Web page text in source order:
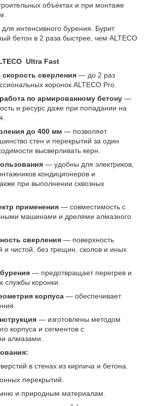
объектах и при монтаже
интенсивного бурения. Бурит
бетон в 2 раза быстрее, чем ALTECO
Ultra Fast
скорость сверления — до 2 раз
коронок ALTECO Pro.
по армированному бетону —
и ресурс даже при попадании на
до 400 мм — позволяет
стен и перекрытий за один
высверливать керн.
— удобны для электриков,
кондиционеров и
при выполнении сквозных
применения — совместимость с
машинами и дрелями алмазного
сверления — поверхность
и чистой, без трещин, сколов и иных
— предотвращает перегрев и
службы коронки.
корпуса — обеспечивает
— изготовлены методом
корпуса и сегментов с
алмазами.
в стенах из кирпича и бетона.
перекрытий.
и природным материалам.